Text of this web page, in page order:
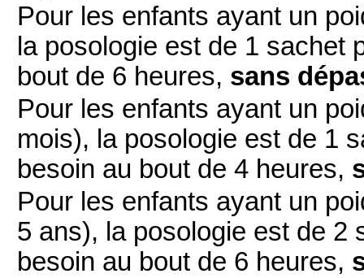
Pour les enfants ayant un
la posologie est de 1 sachet
bout de 6 heures, sans
Pour les enfants ayant un
mois), la posologie est de 1
besoin au bout de 4 heures,
Pour les enfants ayant un
5 ans), la posologie est de 2
besoin au bout de 6 heures,